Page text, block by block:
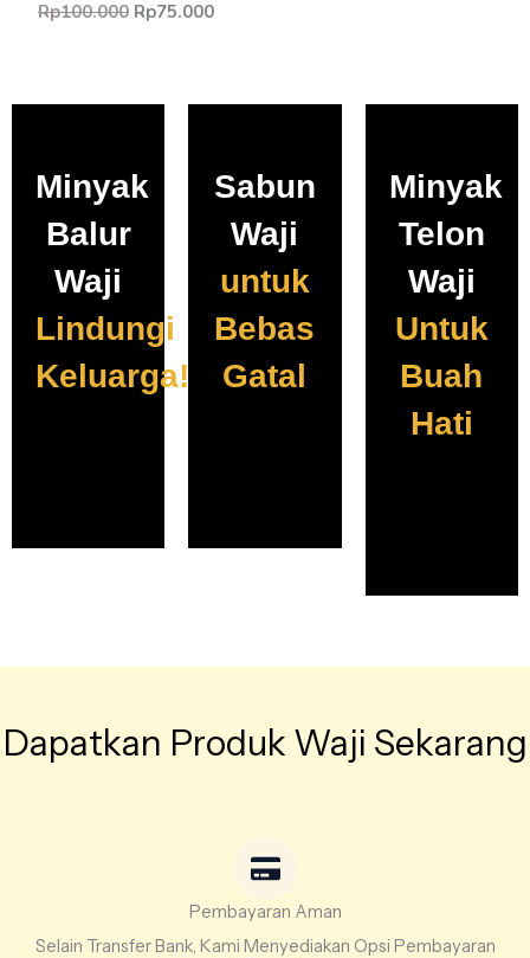
Rp100.000 Rp75.000
Minyak
Balur
Waji
Lindungi
Keluarga!
Sabun
Waji
untuk
Bebas
Gatal
Minyak
Telon
Waji
Untuk
Buah
Hati
Dapatkan Produk Waji Sekarang
Pembayaran Aman
Selain Transfer Bank, Kami Menyediakan Opsi Pembayaran